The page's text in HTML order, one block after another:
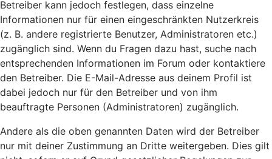
Betreiber kann jedoch festlegen, dass einzelne
Informationen nur für einen eingeschränkten Nutzerkreis
(z. B. andere registrierte Benutzer, Administratoren etc.)
zugänglich sind. Wenn du Fragen dazu hast, suche nach
entsprechenden Informationen im Forum oder kontaktiere
den Betreiber. Die E-Mail-Adresse aus deinem Profil ist
dabei jedoch nur für den Betreiber und von ihm
beauftragte Personen (Administratoren) zugänglich.
Andere als die oben genannten Daten wird der Betreiber
nur mit deiner Zustimmung an Dritte weitergeben. Dies gilt